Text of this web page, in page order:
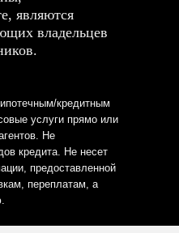
являются
владельцев
кредитным
услуги прямо или
Не
кредита. Не несет
предоставленной
переплатам, а